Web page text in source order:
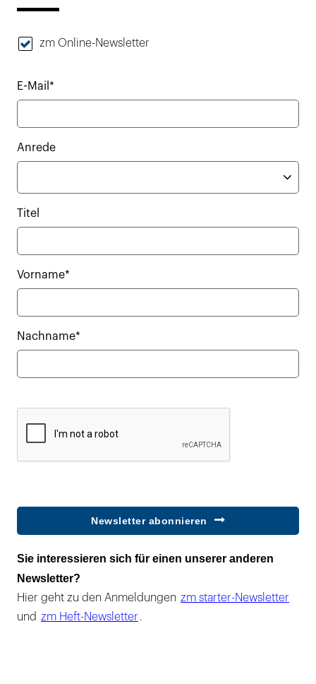
zm Online-Newsletter
E-Mail*
Anrede
Titel
Vorname*
Nachname*
Newsletter abonnieren
Sie interessieren sich für einen unserer anderen
Newsletter?
Hier geht zu den Anmeldungen zm starter-Newsletter
und zm Heft-Newsletter .